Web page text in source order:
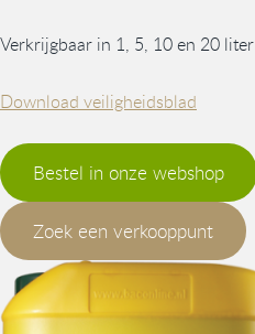
Verkrijgbaar in 1, 5, 10 en 20 liter
Download veiligheidsblad
Bestel in onze webshop
Zoek een verkooppunt